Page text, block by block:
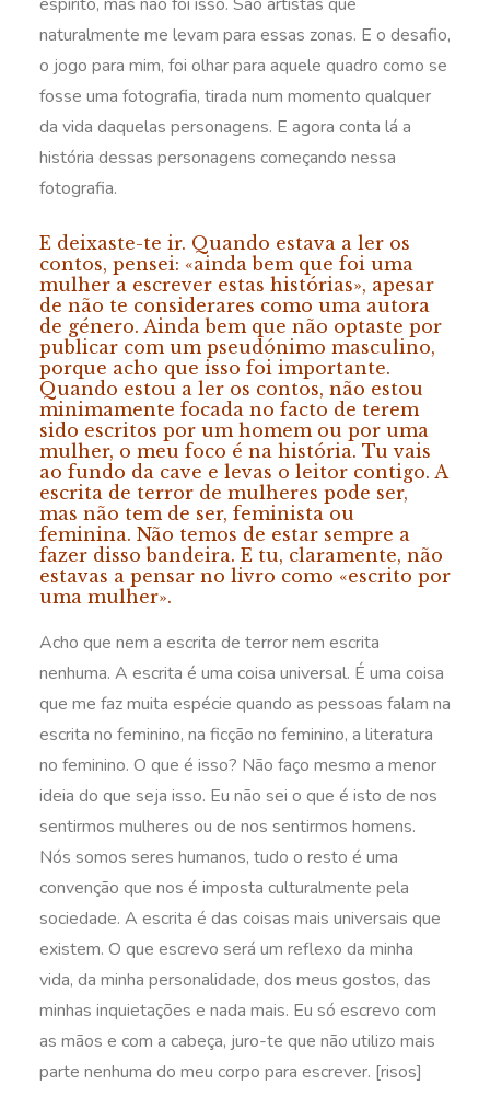
naturalmente me levam para essas zonas. E o desafio,
o jogo para mim, foi olhar para aquele quadro como se
fosse uma fotografia, tirada num momento qualquer
da vida daquelas personagens. E agora conta lá a
história dessas personagens começando nessa
fotografia.
E deixaste-te ir. Quando estava a ler os
contos, pensei: «ainda bem que foi uma
mulher a escrever estas histórias», apesar
de não te considerares como uma autora
de género. Ainda bem que não optaste por
publicar com um pseudónimo masculino,
porque acho que isso foi importante.
Quando estou a ler os contos, não estou
minimamente focada no facto de terem
sido escritos por um homem ou por uma
mulher, o meu foco é na história. Tu vais
ao fundo da cave e levas o leitor contigo. A
escrita de terror de mulheres pode ser,
mas não tem de ser, feminista ou
feminina. Não temos de estar sempre a
fazer disso bandeira. E tu, claramente, não
estavas a pensar no livro como «escrito por
uma mulher».
Acho que nem a escrita de terror nem escrita
nenhuma. A escrita é uma coisa universal. É uma coisa
que me faz muita espécie quando as pessoas falam na
escrita no feminino, na ficção no feminino, a literatura
no feminino. O que é isso? Não faço mesmo a menor
ideia do que seja isso. Eu não sei o que é isto de nos
sentirmos mulheres ou de nos sentirmos homens.
Nós somos seres humanos, tudo o resto é uma
convenção que nos é imposta culturalmente pela
sociedade. A escrita é das coisas mais universais que
existem. O que escrevo será um reflexo da minha
vida, da minha personalidade, dos meus gostos, das
minhas inquietações e nada mais. Eu só escrevo com
as mãos e com a cabeça, juro-te que não utilizo mais
parte nenhuma do meu corpo para escrever. [risos]